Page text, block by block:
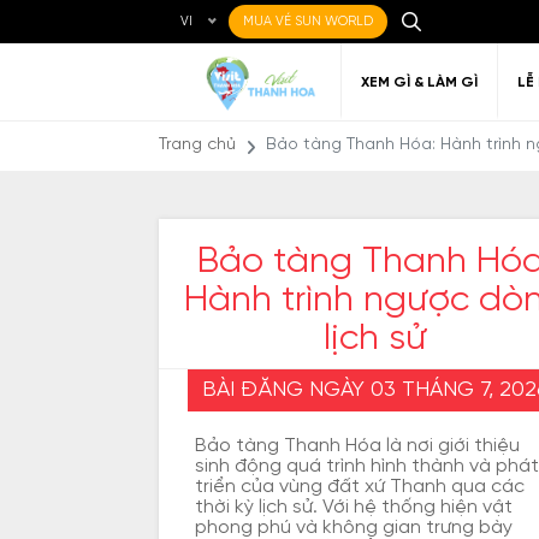
VI MUA VÉ SUN WORLD
XEM GÌ & LÀM GÌ LỄ
Điểm đến yêu thích Nghệ thuật
Ẩm thực Địa phương Địa điểm ăn uống
Về Thanh Hóa Đi đến Thanh Hóa
Di
Trang chủ Bảo tàng Thanh Hóa: Hành trình
Bảo tàng Thanh
Hành trình ngược
lịch sử
BÀI ĐĂNG NGÀY 03 THÁNG 7,
Bảo tàng Thanh Hóa là nơi giới thiệu
sinh động quá trình hình thành và phát
triển của vùng đất xứ Thanh qua các
thời kỳ lịch sử. Với hệ thống hiện vật
phong phú và không gian trưng bày